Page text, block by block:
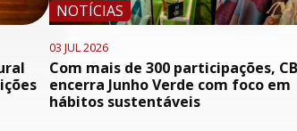
NOTÍCIAS
03 JUL 2026
Com mais de 300 participações,
encerra Junho Verde com foco em
hábitos sustentáveis